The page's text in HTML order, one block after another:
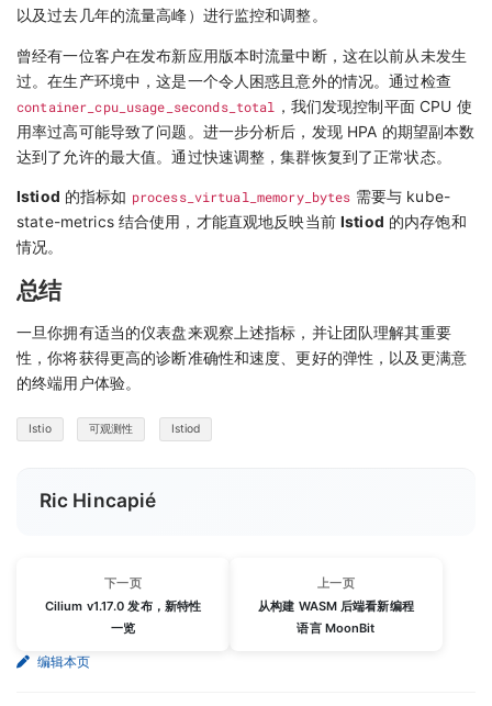
以及过去几年的流量高峰）进行监控和调整。
曾经有一位客户在发布新应用版本时流量中断，这在以前从未发生
过。在生产环境中，这是一个令人困惑且意外的情况。通过检查
container_cpu_usage_seconds_total ，我们发现控制平面 CPU 使
用率过高可能导致了问题。进一步分析后，发现 HPA 的期望副本数
达到了允许的最大值。通过快速调整，集群恢复到了正常状态。
Istiod 的指标如 process_virtual_memory_bytes 需要与 kube-
state-metrics 结合使用，才能直观地反映当前Istiod 的内存饱和
情况。
总结
一旦你拥有适当的仪表盘来观察上述指标，并让团队理解其重要
性，你将获得更高的诊断准确性和速度、更好的弹性，以及更满意
的终端用户体验。
Istio 可观测性 Istiod
Ric Hincapié
下一页
Cilium v1.17.0 发布，新特性
一览
上一页
从构建 WASM 后端看新编程
语言 MoonBit
编辑本页